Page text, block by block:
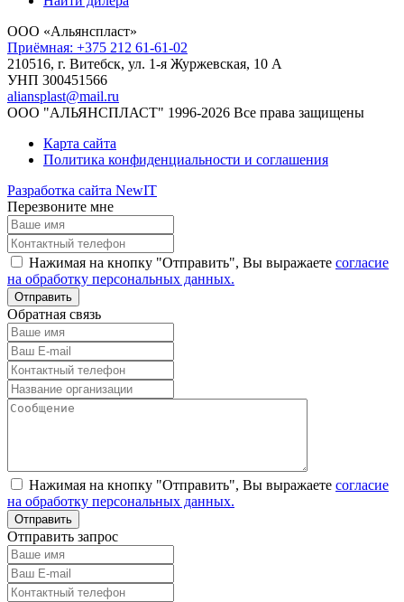
ООО «Альянспласт»
Приёмная: +375 212 61-61-02
210516, г. Витебск, ул. 1-я Журжевская, 10 А
УНП 300451566
aliansplast@mail.ru
ООО "АЛЬЯНСПЛАСТ" 1996-2026 Все права защищены
Карта сайта
Политика конфиденциальности и соглашения
Разработка сайта NewIT
Перезвоните мне
Нажимая на кнопку "Отправить", Вы выражаете согласие
на обработку персональных данных.
Обратная связь
Нажимая на кнопку "Отправить", Вы выражаете согласие
на обработку персональных данных.
Отправить запрос